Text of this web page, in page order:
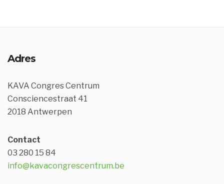
Adres
KAVA Congres Centrum
Consciencestraat 41
2018 Antwerpen
Contact
03 280 15 84
info@kavacongrescentrum.be